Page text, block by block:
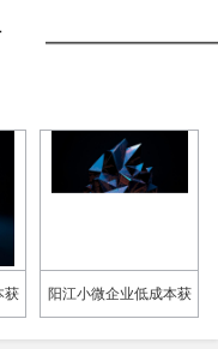
获 阳江小微企业低成本获
证方案